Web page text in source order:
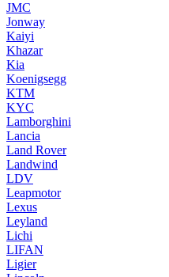
JMC
Jonway
Kaiyi
Khazar
Kia
Koenigsegg
KTM
KYC
Lamborghini
Lancia
Land Rover
Landwind
LDV
Leapmotor
Lexus
Leyland
Lichi
LIFAN
Ligier